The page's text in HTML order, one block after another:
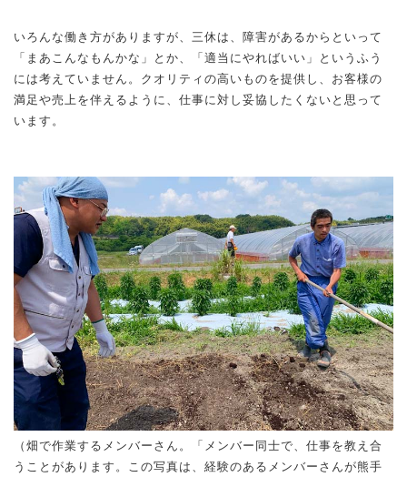
いろんな働き方がありますが、三休は、障害があるからといって
「まあこんなもんかな」とか、「適当にやればいい」というふう
には考えていません。クオリティの高いものを提供し、お客様の
満足や売上を伴えるように、仕事に対し妥協したくないと思って
います。
（畑で作業するメンバーさん。「メンバー同士で、仕事を教え合
うことがあります。この写真は、経験のあるメンバーさんが熊手